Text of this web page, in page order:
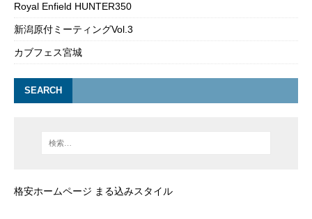
Royal Enfield HUNTER350
新潟原付ミーティングVol.3
カブフェス宮城
SEARCH
格安ホームページ まる込みスタイル